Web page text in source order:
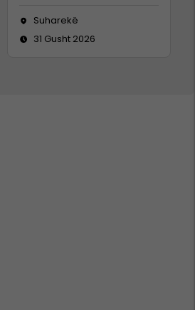
Suharekë
31 Gusht 2026